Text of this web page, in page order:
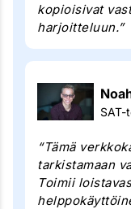
kopioisivat
harjoitteluun.”
SAT-
“Tämä
tarkistamaan
Toimii